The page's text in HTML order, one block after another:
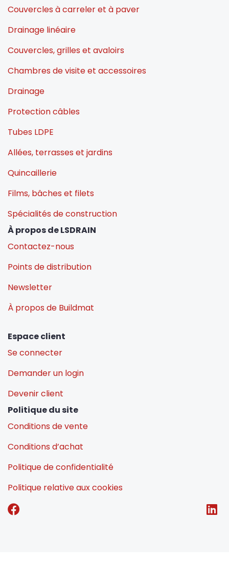
Couvercles à carreler et à paver
Drainage linéaire
Couvercles, grilles et avaloirs
Chambres de visite et accessoires
Drainage
Protection câbles
Tubes LDPE
Allées, terrasses et jardins
Quincaillerie
Films, bâches et filets
Spécialités de construction
À propos de LSDRAIN
Contactez-nous
Points de distribution
Newsletter
À propos de Buildmat
Espace client
Se connecter
Demander un login
Devenir client
Politique du site
Conditions de vente
Conditions d’achat
Politique de confidentialité
Politique relative aux cookies